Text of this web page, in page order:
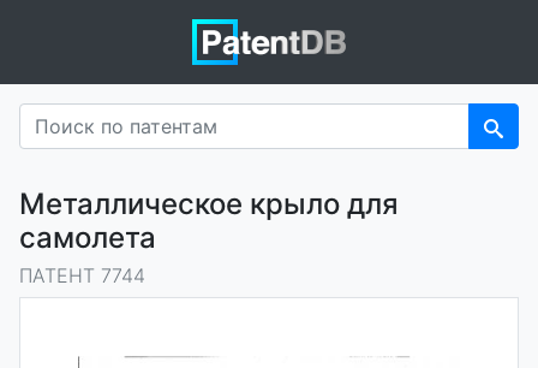
Металлическое крыло для
самолета
ПАТЕНТ 7744